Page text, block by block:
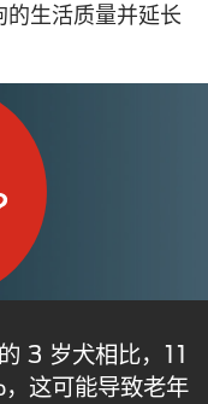
生活质量并延长
3 岁犬相比，11
这可能导致老年